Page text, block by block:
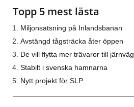
Topp 5 mest lästa
Miljonsatsning på Inlandsbanan
Avstängd tågsträcka åter öppen
De vill flytta mer trävaror till järnväg
Stabilt i svenska hamnarna
Nytt projekt för SLP